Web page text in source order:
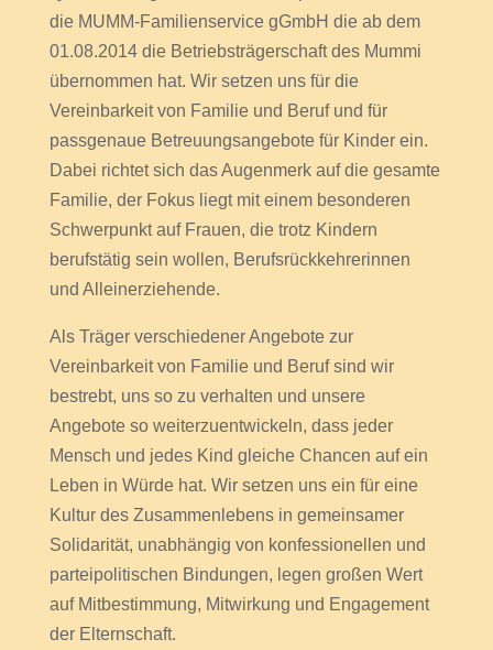
die MUMM-Familienservice gGmbH die ab dem
01.08.2014 die Betriebsträgerschaft des Mummi
übernommen hat. Wir setzen uns für die
Vereinbarkeit von Familie und Beruf und für
passgenaue Betreuungsangebote für Kinder ein.
Dabei richtet sich das Augenmerk auf die gesamte
Familie, der Fokus liegt mit einem besonderen
Schwerpunkt auf Frauen, die trotz Kindern
berufstätig sein wollen, Berufsrückkehrerinnen
und Alleinerziehende.
Als Träger verschiedener Angebote zur
Vereinbarkeit von Familie und Beruf sind wir
bestrebt, uns so zu verhalten und unsere
Angebote so weiterzuentwickeln, dass jeder
Mensch und jedes Kind gleiche Chancen auf ein
Leben in Würde hat. Wir setzen uns ein für eine
Kultur des Zusammenlebens in gemeinsamer
Solidarität, unabhängig von konfessionellen und
parteipolitischen Bindungen, legen großen Wert
auf Mitbestimmung, Mitwirkung und Engagement
der Elternschaft.